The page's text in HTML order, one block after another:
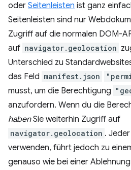
oder Seitenleisten ist ganz
Seitenleisten sind nur
Zugriff auf die normalen DOM-
auf navigator.geolocation
Unterschied zu
das Feld manifest.json
musst, um die Berechtigung
anzufordern. Wenn du die
habenSie weiterhin Zugriff auf
navigator.geolocation .
verwenden, führt jedoch zu
genauso wie bei einer